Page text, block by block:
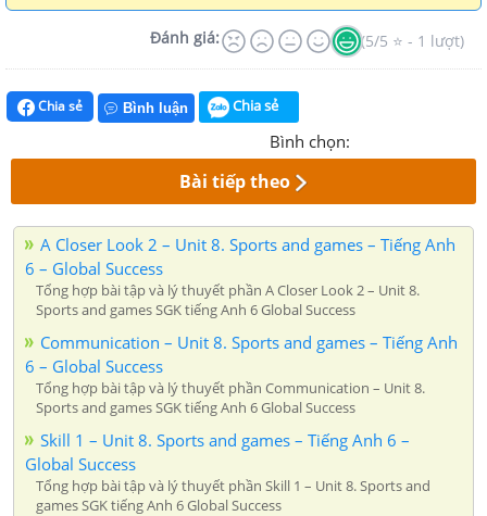
Đánh giá: (5/5 ⭐ - 1 lượt)
Chia sẻ Bình luận Chia sẻ
Bình chọn:
Bài tiếp theo
A Closer Look 2 – Unit 8. Sports and games – Tiếng Anh
6 – Global Success
Tổng hợp bài tập và lý thuyết phần A Closer Look 2 – Unit 8.
Sports and games SGK tiếng Anh 6 Global Success
Communication – Unit 8. Sports and games – Tiếng Anh
6 – Global Success
Tổng hợp bài tập và lý thuyết phần Communication – Unit 8.
Sports and games SGK tiếng Anh 6 Global Success
Skill 1 – Unit 8. Sports and games – Tiếng Anh 6 –
Global Success
Tổng hợp bài tập và lý thuyết phần Skill 1 – Unit 8. Sports and
games SGK tiếng Anh 6 Global Success